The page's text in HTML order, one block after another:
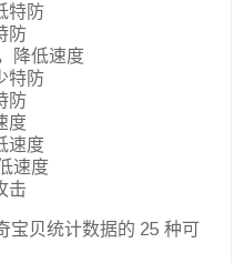
特防
防
降低速度
特防
防
度
速度
速度
击
宝贝统计数据的 25 种可